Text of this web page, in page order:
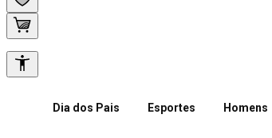
Dia dos Pais Esportes Homens